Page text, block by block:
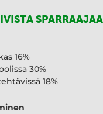
SPARRAAJAA
16%
30%
18%